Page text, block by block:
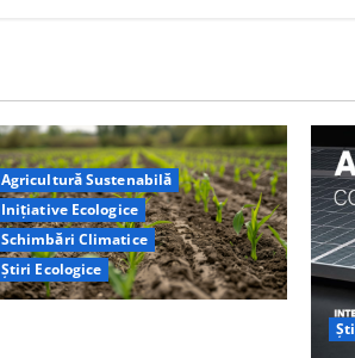
Agricultură Sustenabilă
Inițiative Ecologice
Schimbări Climatice
Știri Ecologice